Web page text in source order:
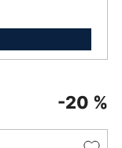
-20 %